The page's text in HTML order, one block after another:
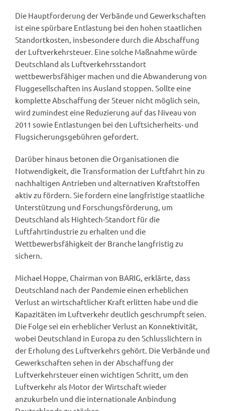
Die Hauptforderung der Verbände und Gewerkschaften
ist eine spürbare Entlastung bei den hohen staatlichen
Standortkosten, insbesondere durch die Abschaffung
der Luftverkehrsteuer. Eine solche Maßnahme würde
Deutschland als Luftverkehrsstandort
wettbewerbsfähiger machen und die Abwanderung von
Fluggesellschaften ins Ausland stoppen. Sollte eine
komplette Abschaffung der Steuer nicht möglich sein,
wird zumindest eine Reduzierung auf das Niveau von
2011 sowie Entlastungen bei den Luftsicherheits- und
Flugsicherungsgebühren gefordert.
Darüber hinaus betonen die Organisationen die
Notwendigkeit, die Transformation der Luftfahrt hin zu
nachhaltigen Antrieben und alternativen Kraftstoffen
aktiv zu fördern. Sie fordern eine langfristige staatliche
Unterstützung und Forschungsförderung, um
Deutschland als Hightech-Standort für die
Luftfahrtindustrie zu erhalten und die
Wettbewerbsfähigkeit der Branche langfristig zu
sichern.
Michael Hoppe, Chairman von BARIG, erklärte, dass
Deutschland nach der Pandemie einen erheblichen
Verlust an wirtschaftlicher Kraft erlitten habe und die
Kapazitäten im Luftverkehr deutlich geschrumpft seien.
Die Folge sei ein erheblicher Verlust an Konnektivität,
wobei Deutschland in Europa zu den Schlusslichtern in
der Erholung des Luftverkehrs gehört. Die Verbände und
Gewerkschaften sehen in der Abschaffung der
Luftverkehrsteuer einen wichtigen Schritt, um den
Luftverkehr als Motor der Wirtschaft wieder
anzukurbeln und die internationale Anbindung